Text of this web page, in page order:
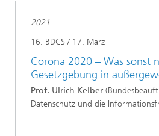
2021
16. BDCS / 17. März
Corona 2020 – Was sonst
Gesetzgebung in
Prof. Ulrich Kelber
Datenschutz und die